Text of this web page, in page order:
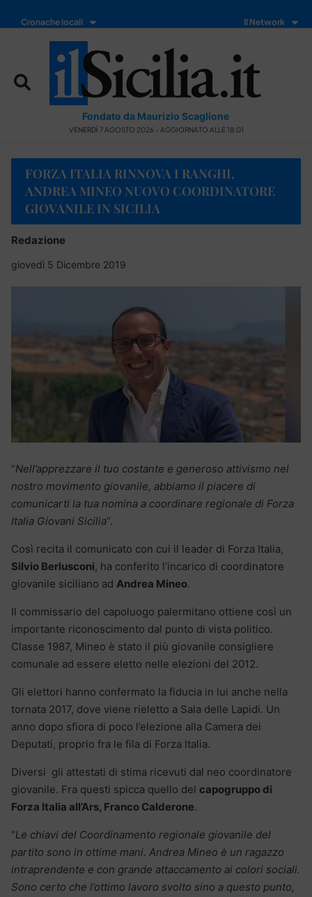
Cronache locali Il Network
Fondato da Maurizio Scaglione
VENERDÌ 7 AGOSTO 2026 - AGGIORNATO ALLE 18:01
FORZA ITALIA RINNOVA I RANGHI,
ANDREA MINEO NUOVO COORDINATORE
GIOVANILE IN SICILIA
Redazione
giovedì 5 Dicembre 2019
“Nell’apprezzare il tuo costante e generoso attivismo nel
nostro movimento giovanile, abbiamo il piacere di
comunicarti la tua nomina a coordinare regionale di Forza
Italia Giovani Sicilia“.
Così recita il comunicato con cui il leader di Forza Italia,
Silvio Berlusconi, ha conferito l’incarico di coordinatore
giovanile siciliano ad Andrea Mineo.
Il commissario del capoluogo palermitano ottiene così un
importante riconoscimento dal punto di vista politico.
Classe 1987, Mineo è stato il più giovanile consigliere
comunale ad essere eletto nelle elezioni del 2012.
Gli elettori hanno confermato la fiducia in lui anche nella
tornata 2017, dove viene rieletto a Sala delle Lapidi. Un
anno dopo sfiora di poco l’elezione alla Camera dei
Deputati, proprio fra le fila di Forza Italia.
Diversi gli attestati di stima ricevuti dal neo coordinatore
giovanile. Fra questi spicca quello del capogruppo di
Forza Italia all’Ars, Franco Calderone.
“Le chiavi del Coordinamento regionale giovanile del
partito sono in ottime mani. Andrea Mineo è un ragazzo
intraprendente e con grande attaccamento ai colori sociali.
Sono certo che l’ottimo lavoro svolto sino a questo punto,